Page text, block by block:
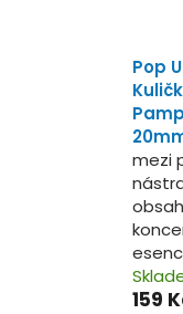
Pop
mezi
159